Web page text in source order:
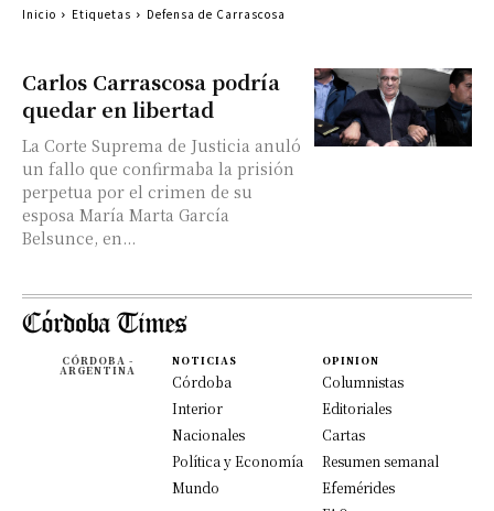
Carlos Carrascosa podría
quedar en libertad
La Corte Suprema de Justicia anuló
un fallo que confirmaba la prisión
perpetua por el crimen de su
esposa María Marta García
Belsunce, en...
Inicio Etiquetas Defensa de Carrascosa
CÓRDOBA -
ARGENTINA
NOTICIAS
Córdoba
Interior
Nacionales
Política y Economía
Mundo
OPINION
Columnistas
Editoriales
Cartas
Resumen semanal
Efemérides